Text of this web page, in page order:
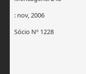
: nov, 2006
Sócio Nº 1228